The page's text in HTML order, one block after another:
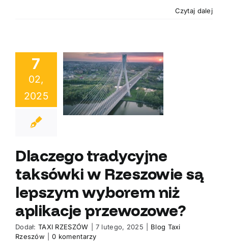
Czytaj dalej
7
02,
2025
tradycyjne
w
wyborem
aplikacje
Dlaczego tradycyjne
taksówki w Rzeszowie są
lepszym wyborem niż
aplikacje przewozowe?
Dodał:TAXI RZESZÓW 7 lutego, 2025
Blog Taxi
Rzeszów
0 komentarzy